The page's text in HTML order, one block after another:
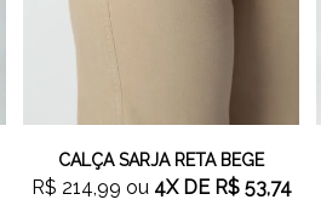
CALÇA SARJA RETA BEGE
R$ 214,99 ou 4XDE R$ 53,74